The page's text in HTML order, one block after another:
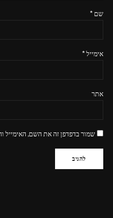
שם*
אימייל*
אתר
שמור בדפדפן זה את השם, האימייל